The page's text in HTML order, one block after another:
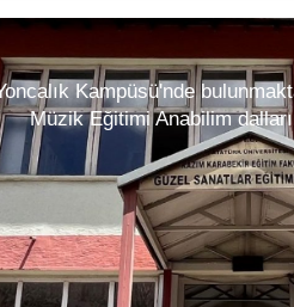
Kampüsü'nde
Müzik Eğitimi Anabilim